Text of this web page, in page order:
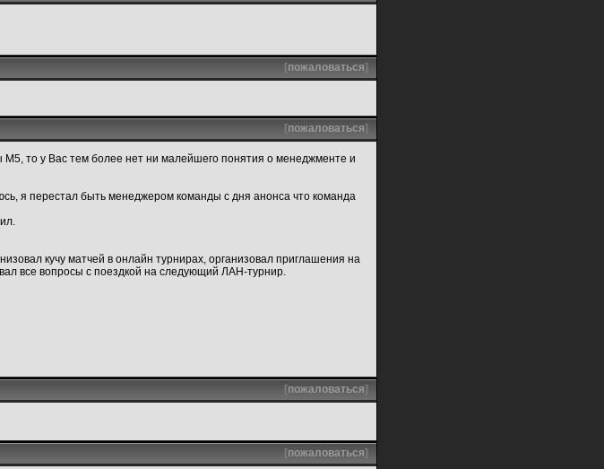
[пожаловаться]
[пожаловаться]
то у Вас тем более нет ни малейшего понятия о менеджменте и
я перестал быть менеджером команды с дня анонса что команда
кучу матчей в онлайн турнирах, организовал приглашения на
все вопросы с поездкой на следующий ЛАН-турнир.
[пожаловаться]
[пожаловаться]